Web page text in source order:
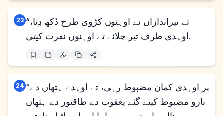
23 “تے تیراندازاں نے اوہنوں کڑوی طرح دُکھ دِتا،
اوہدی طرف تیر چلائے تے اوہنوں نفرت کیتی.
24 “پر اوہدی کمان مضبوط رہی، تے اوہدے ہتھاں دے
بازو مضبوط کیتے گئے یعقوب دے طاقتور دے ہتھاں